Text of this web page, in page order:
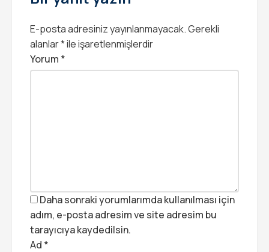
E-posta adresiniz yayınlanmayacak.Gerekli
alanlar*ile işaretlenmişlerdir
Yorum *
Daha sonraki yorumlarımda kullanılması için
adım, e-posta adresim ve site adresim bu
tarayıcıya kaydedilsin.
Ad *